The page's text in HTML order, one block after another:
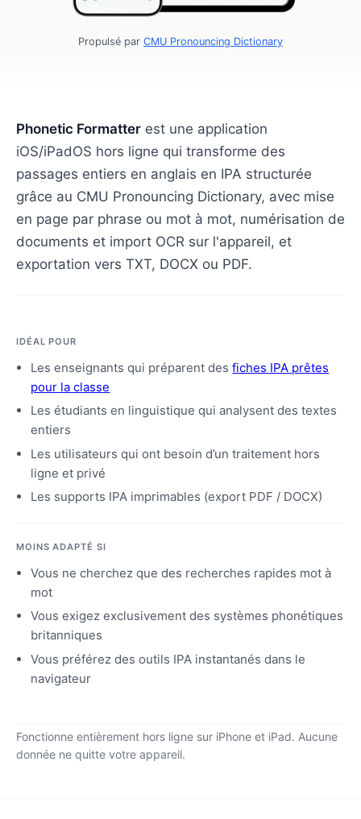
Propulsé par CMU Pronouncing Dictionary
Phonetic Formatter est une application
iOS/iPadOS hors ligne qui transforme des
passages entiers en anglais en IPA structurée
grâce au CMU Pronouncing Dictionary, avec mise
en page par phrase ou mot à mot, numérisation de
documents et import OCR sur l'appareil, et
exportation vers TXT, DOCX ou PDF.
IDÉAL POUR
Les enseignants qui préparent desfiches IPA prêtes
pour la classe
Les étudiants en linguistique qui analysent des textes
entiers
Les utilisateurs qui ont besoin d’un traitement hors
ligne et privé
Les supports IPA imprimables (export PDF / DOCX)
MOINS ADAPTÉ SI
Vous ne cherchez que des recherches rapides mot à
mot
Vous exigez exclusivement des systèmes phonétiques
britanniques
Vous préférez des outils IPA instantanés dans le
navigateur
Fonctionne entièrement hors ligne sur iPhone et iPad. Aucune
donnée ne quitte votre appareil.